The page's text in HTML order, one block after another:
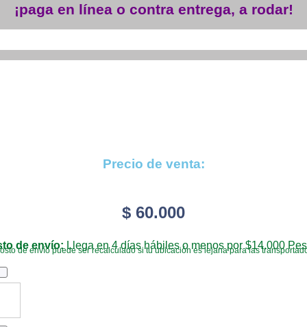
¡paga en línea o contra entrega, a rodar!
Precio de venta:
$ 60.000
de envío: Llega en 4 días hábiles o menos por $14.000
de envío puede ser recalculado si tu ubicación es lejana para las